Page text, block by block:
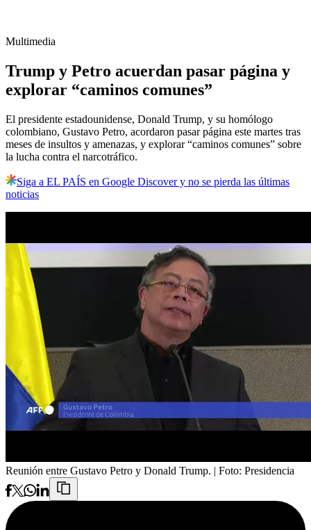
Multimedia
Trump y Petro acuerdan pasar página y
explorar “caminos comunes”
El presidente estadounidense, Donald Trump, y su homólogo
colombiano, Gustavo Petro, acordaron pasar página este martes tras
meses de insultos y amenazas, y explorar “caminos comunes” sobre
la lucha contra el narcotráfico.
Siga a EL PAÍS en Google Discover y no se pierda las últimas
noticias
Reunión entre Gustavo Petro y Donald Trump. | Foto: Presidencia